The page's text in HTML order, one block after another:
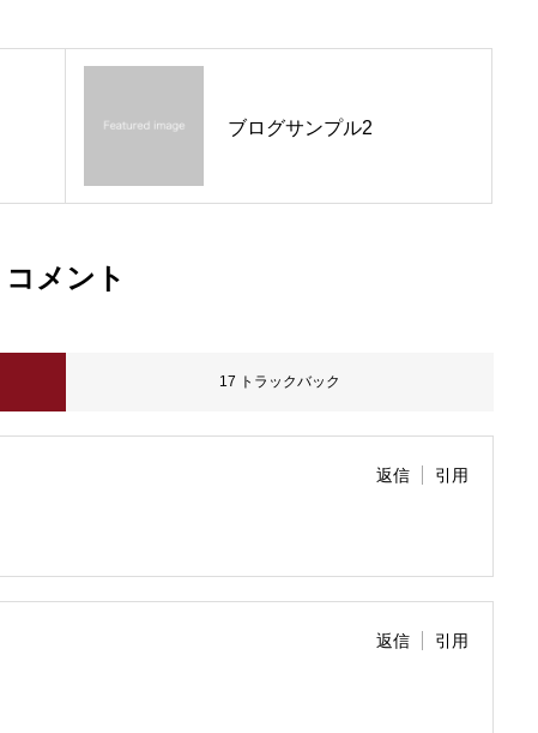
ブログサンプル2
コメント
17 トラックバック
返信 引用
返信 引用